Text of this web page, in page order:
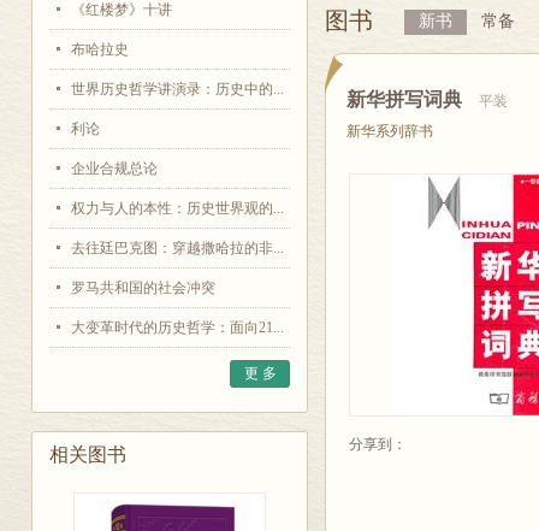
《红楼梦》十讲
布哈拉史
世界历史哲学讲演录：历史中的...
利论
企业合规总论
权力与人的本性：历史世界观的...
去往廷巴克图：穿越撒哈拉的非...
罗马共和国的社会冲突
大变革时代的历史哲学：面向21...
更 多
相关图书
图书 新书 常备
新华拼写词典
平装
新华系列辞书
分享到：